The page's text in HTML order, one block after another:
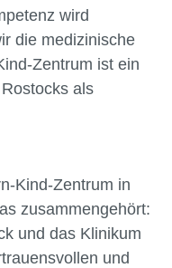
wird
die medizinische
Zentrum ist ein
als
Kind-Zentrum in
zusammengehört:
und das Klinikum
und